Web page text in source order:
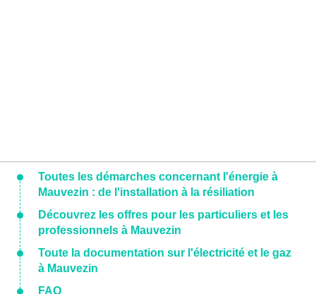
Toutes les démarches concernant l'énergie à
Mauvezin : de l'installation à la résiliation
Découvrez les offres pour les particuliers et les
professionnels à Mauvezin
Toute la documentation sur l'électricité et le gaz
à Mauvezin
FAQ